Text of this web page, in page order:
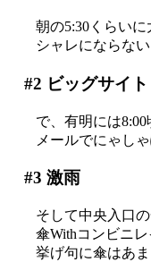
朝の5:30くらい
シャレにならな
#2 ビッグサイト
で、有明には
メールでにゃし
#3 激雨
そして中央入口
傘Withコンビニ
挙げ句に傘はあ